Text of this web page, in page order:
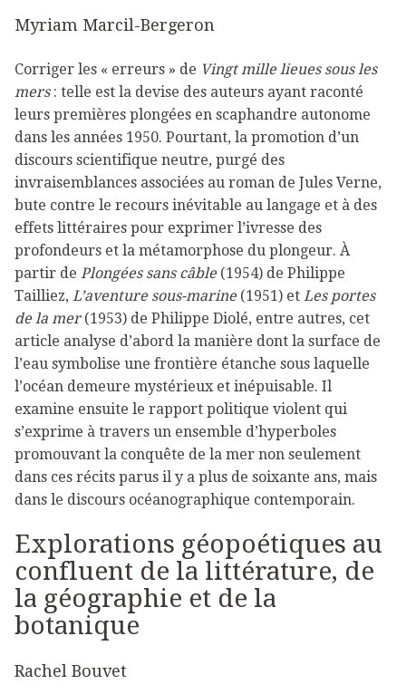
Myriam Marcil-Bergeron
Corriger les « erreurs » de Vingt mille lieues sous les
mers: telle est la devise des auteurs ayant raconté
leurs premières plongées en scaphandre autonome
dans les années 1950. Pourtant, la promotion d’un
discours scientifique neutre, purgé des
invraisemblances associées au roman de Jules Verne,
bute contre le recours inévitable au langage et à des
effets littéraires pour exprimer l’ivresse des
profondeurs et la métamorphose du plongeur. À
partir de Plongées sans câble(1954) de Philippe
Tailliez, L’aventure sous-marine(1951) et Les portes
de la mer(1953) de Philippe Diolé, entre autres, cet
article analyse d’abord la manière dont la surface de
l’eau symbolise une frontière étanche sous laquelle
l’océan demeure mystérieux et inépuisable. Il
examine ensuite le rapport politique violent qui
s’exprime à travers un ensemble d’hyperboles
promouvant la conquête de la mer non seulement
dans ces récits parus il y a plus de soixante ans, mais
dans le discours océanographique contemporain.
Explorations géopoétiques au
confluent de la littérature, de
la géographie et de la
botanique
Rachel Bouvet